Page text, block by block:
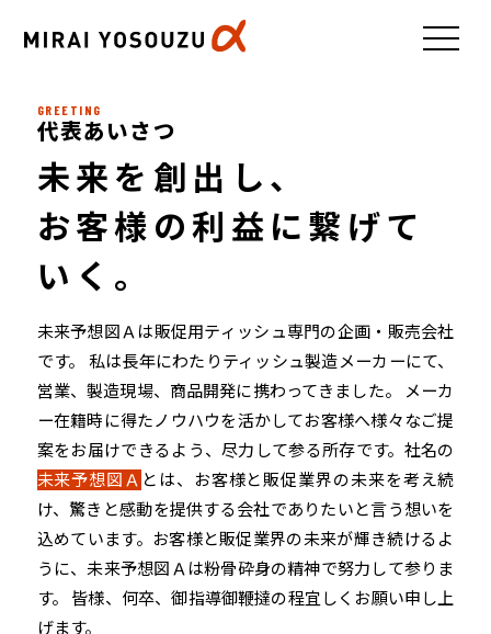
GREETING
代表あいさつ
未来を創出し、
お客様の利益に繋げて
いく。
未来予想図Ａは販促用ティッシュ専門の企画・販売会社
です。 私は長年にわたりティッシュ製造メーカーにて、
営業、製造現場、商品開発に携わってきました。 メーカ
ー在籍時に得たノウハウを活かしてお客様へ様々なご提
案をお届けできるよう、尽力して参る所存です。社名の
未来予想図Ａ とは、お客様と販促業界の未来を考え続
け、驚きと感動を提供する会社でありたいと言う想いを
込めています。お客様と販促業界の未来が輝き続けるよ
うに、未来予想図Ａは粉骨砕身の精神で努力して参りま
す。 皆様、何卒、御指導御鞭撻の程宜しくお願い申し上
げます。